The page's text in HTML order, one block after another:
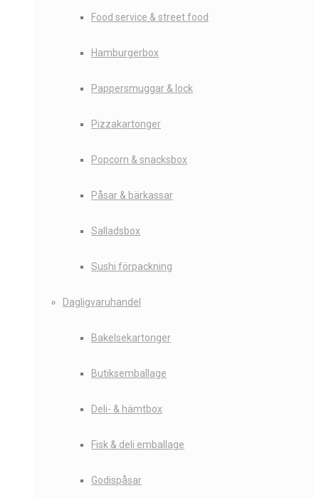
Food service & street food
Hamburgerbox
Pappersmuggar & lock
Pizzakartonger
Popcorn & snacksbox
Påsar & bärkassar
Salladsbox
Sushi förpackning
Dagligvaruhandel
Bakelsekartonger
Butiksemballage
Deli- & hämtbox
Fisk & deli emballage
Godispåsar